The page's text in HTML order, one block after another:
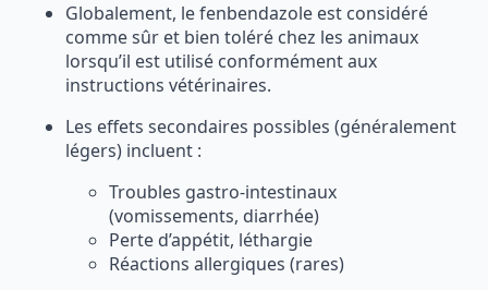
Globalement, le fenbendazole est considéré
comme sûr et bien toléré chez les animaux
lorsqu’il est utilisé conformément aux
instructions vétérinaires.
Les effets secondaires possibles (généralement
légers) incluent :
Troubles gastro-intestinaux
(vomissements, diarrhée)
Perte d’appétit, léthargie
Réactions allergiques (rares)